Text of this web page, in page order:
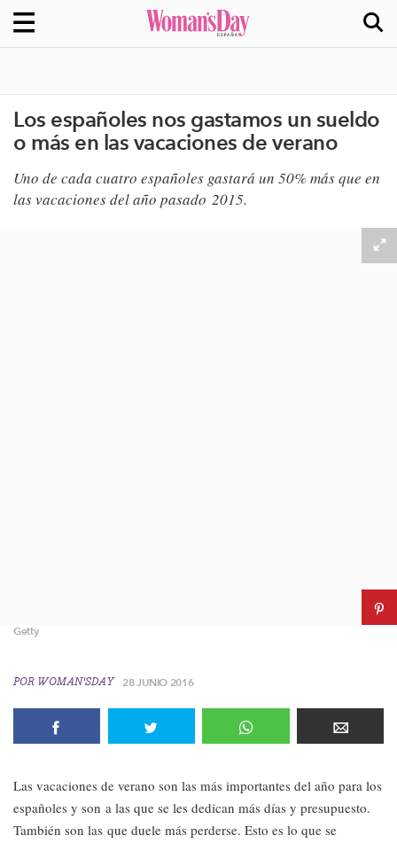
Los españoles nos gastamos un sueldo
o más en las vacaciones de verano
​Uno de cada cuatro españoles gastará un 50% más que en
las vacaciones del año pasado 2015.
Getty
POR WOMAN'SDAY 28 JUNIO 2016
Las vacaciones de verano son las más importantes del año para los
españoles y son a las que se les dedican más días y presupuesto.
También son las que duele más perderse. Esto es lo que se